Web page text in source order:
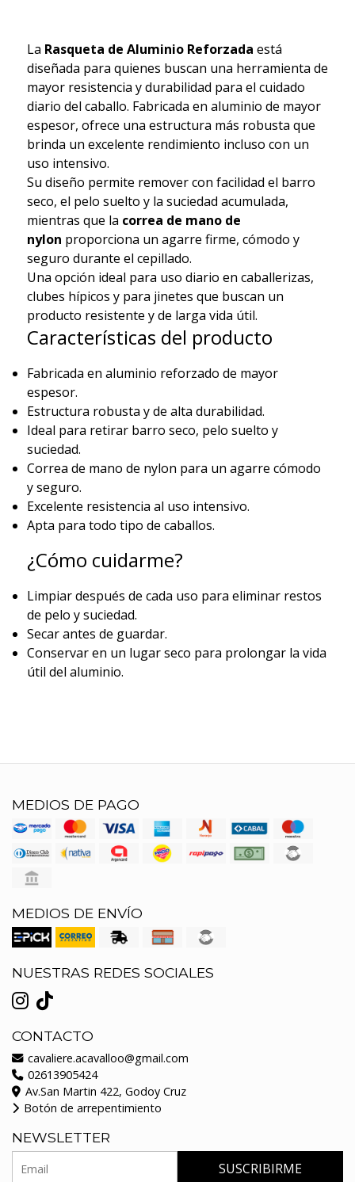
La Rasqueta de Aluminio Reforzada está
diseñada para quienes buscan una herramienta de
mayor resistencia y durabilidad para el cuidado
diario del caballo. Fabricada en aluminio de mayor
espesor, ofrece una estructura más robusta que
brinda un excelente rendimiento incluso con un
uso intensivo.
Su diseño permite remover con facilidad el barro
seco, el pelo suelto y la suciedad acumulada,
mientras que la correa de mano de
nylon proporciona un agarre firme, cómodo y
seguro durante el cepillado.
Una opción ideal para uso diario en caballerizas,
clubes hípicos y para jinetes que buscan un
producto resistente y de larga vida útil.
Características del producto
Fabricada en aluminio reforzado de mayor
espesor.
Estructura robusta y de alta durabilidad.
Ideal para retirar barro seco, pelo suelto y
suciedad.
Correa de mano de nylon para un agarre cómodo
y seguro.
Excelente resistencia al uso intensivo.
Apta para todo tipo de caballos.
¿Cómo cuidarme?
Limpiar después de cada uso para eliminar restos
de pelo y suciedad.
Secar antes de guardar.
Conservar en un lugar seco para prolongar la vida
útil del aluminio.
MEDIOS DE PAGO
MEDIOS DE ENVÍO
NUESTRAS REDES SOCIALES
CONTACTO
cavaliere.acavalloo@gmail.com
02613905424
Av.San Martin 422, Godoy Cruz
Botón de arrepentimiento
NEWSLETTER
SUSCRIBIRME